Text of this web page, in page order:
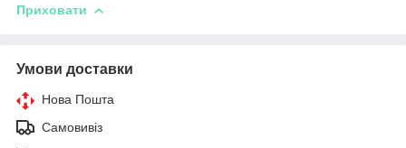
Приховати
Умови доставки
Нова Пошта
Самовивіз